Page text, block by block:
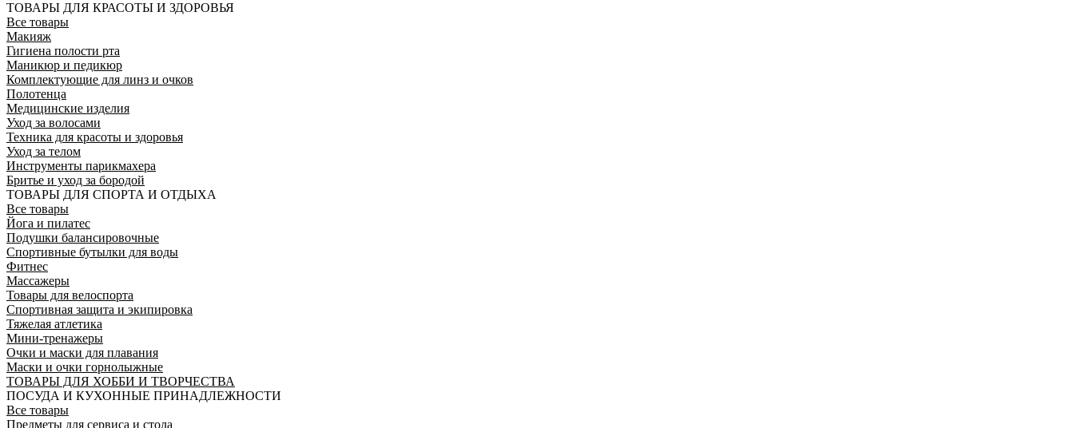
ТОВАРЫ ДЛЯ КРАСОТЫ И ЗДОРОВЬЯ
Все товары
Макияж
Гигиена полости рта
Маникюр и педикюр
Комплектующие для линз и очков
Полотенца
Медицинские изделия
Уход за волосами
Техника для красоты и здоровья
Уход за телом
Инструменты парикмахера
Бритье и уход за бородой
ТОВАРЫ ДЛЯ СПОРТА И ОТДЫХА
Все товары
Йога и пилатес
Подушки балансировочные
Спортивные бутылки для воды
Фитнес
Массажеры
Товары для велоспорта
Спортивная защита и экипировка
Тяжелая атлетика
Мини-тренажеры
Очки и маски для плавания
Маски и очки горнолыжные
ТОВАРЫ ДЛЯ ХОББИ И ТВОРЧЕСТВА
ПОСУДА И КУХОННЫЕ ПРИНАДЛЕЖНОСТИ
Все товары
Предметы для сервиса и стола